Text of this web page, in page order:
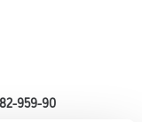
959-90